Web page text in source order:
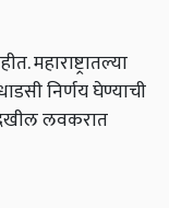
महाराष्ट्रातल्या
निर्णय घेण्याची
लवकरात